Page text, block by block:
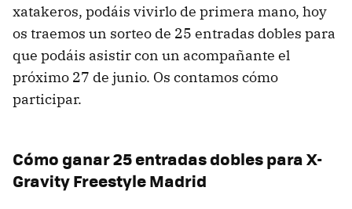
xatakeros, podáis vivirlo de primera mano, hoy
os traemos un sorteo de 25 entradas dobles para
que podáis asistir con un acompañante el
próximo 27 de junio. Os contamos cómo
participar.
Cómo ganar 25 entradas dobles para X-
Gravity Freestyle Madrid